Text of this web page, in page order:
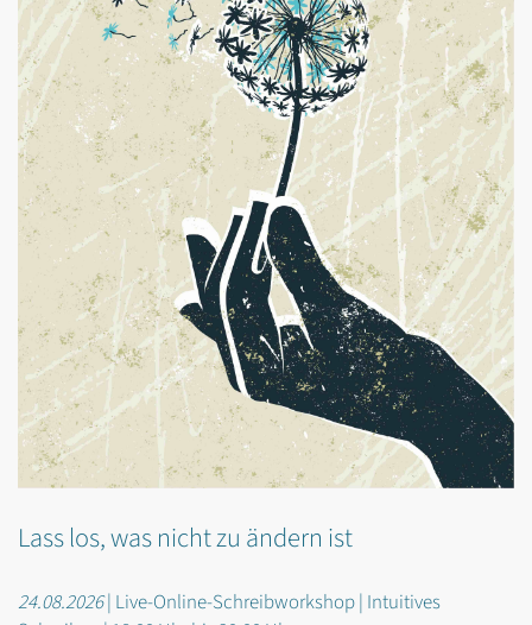
Lass los, was nicht zu ändern ist
24.08.2026| Live-Online-Schreibworkshop | Intuitives